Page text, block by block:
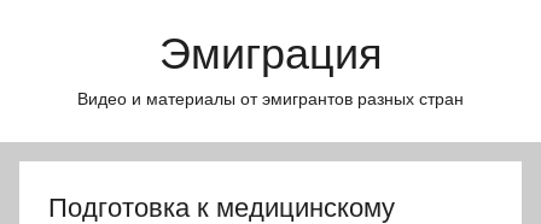
Эмиграция
Видео и материалы от эмигрантов разных стран
Подготовка к медицинскому